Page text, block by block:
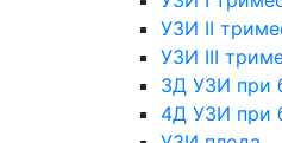
УЗИ II
УЗИ III
3Д УЗИ при
4Д УЗИ при